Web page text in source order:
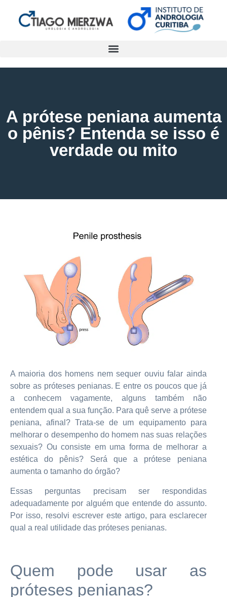
A prótese peniana aumenta
o pênis? Entenda se isso é
verdade ou mito
A maioria dos homens nem sequer ouviu falar ainda
sobre as próteses penianas. E entre os poucos que já
a conhecem vagamente, alguns também não
entendem qual a sua função. Para quê serve a prótese
peniana, afinal? Trata-se de um equipamento para
melhorar o desempenho do homem nas suas relações
sexuais? Ou consiste em uma forma de melhorar a
estética do pênis? Será que a prótese peniana
aumenta o tamanho do órgão?
Essas perguntas precisam ser respondidas
adequadamente por alguém que entende do assunto.
Por isso, resolvi escrever este artigo, para esclarecer
qual a real utilidade das próteses penianas.
Quem pode usar as
próteses penianas?